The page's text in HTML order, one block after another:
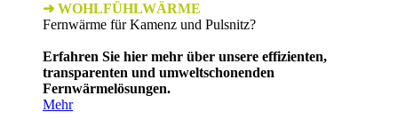
➜ WOHLFÜHLWÄRME
Fernwärme für Kamenz und Pulsnitz?
Erfahren Sie hier mehr über unsere effizienten,
transparenten und umweltschonenden
Fernwärmelösungen.
Mehr